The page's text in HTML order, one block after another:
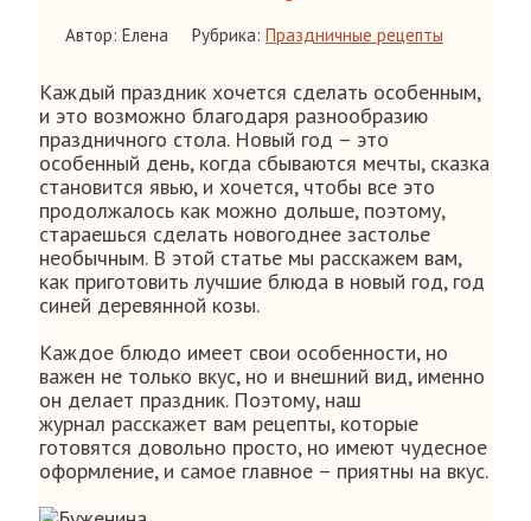
Автор: Елена Рубрика: Праздничные рецепты
Каждый праздник хочется сделать особенным,
и это возможно благодаря разнообразию
праздничного стола. Новый год – это
особенный день, когда сбываются мечты, сказка
становится явью, и хочется, чтобы все это
продолжалось как можно дольше, поэтому,
стараешься сделать новогоднее застолье
необычным. В этой статье мы расскажем вам,
как приготовить лучшие блюда в новый год, год
синей деревянной козы.
Каждое блюдо имеет свои особенности, но
важен не только вкус, но и внешний вид, именно
он делает праздник. Поэтому, наш
журнал расскажет вам рецепты, которые
готовятся довольно просто, но имеют чудесное
оформление, и самое главное – приятны на вкус.